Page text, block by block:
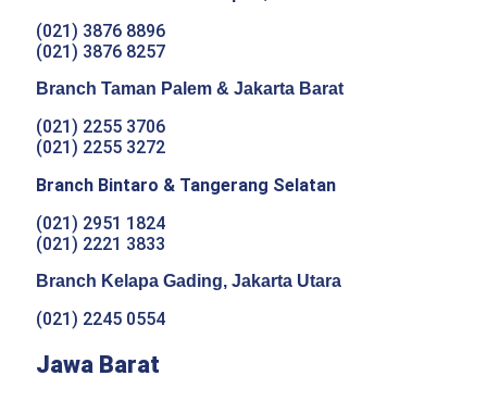
(021) 3876 8896
(021) 3876 8257
Branch Taman Palem & Jakarta Barat
(021) 2255 3706
(021) 2255 3272
Branch Bintaro & Tangerang Selatan
(021) 2951 1824
(021) 2221 3833
Branch Kelapa Gading, Jakarta Utara
(021) 2245 0554
Jawa Barat